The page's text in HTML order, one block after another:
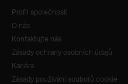
Profil společnosti
O nás
Kontaktujte nás
Zásady ochrany osobních údajů
Kariéra
Zásady používání souborů cookie